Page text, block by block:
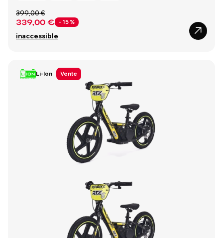
339,00 € - 15 %
399,00 €
inaccessible
Li-Ion Vente